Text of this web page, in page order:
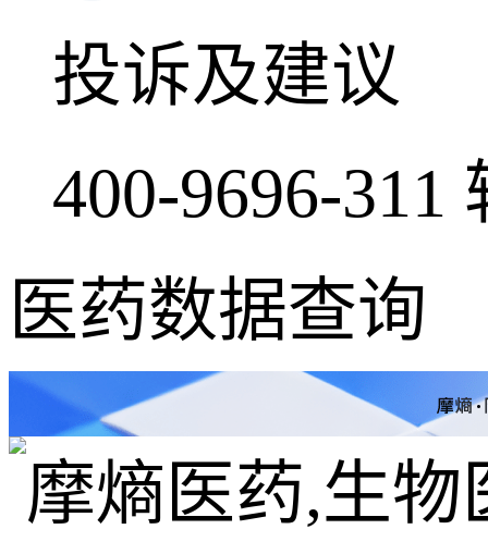
投诉及建议
400-9696-311
医药数据查询